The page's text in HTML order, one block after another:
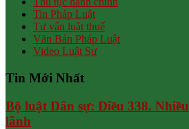
Tin Pháp Luật
Tư vấn luật thuế
Văn Bản Pháp Luật
Video Luật Sư
Tin Mới Nhất
Bộ luật Dân sự: Điều 338.
lãnh